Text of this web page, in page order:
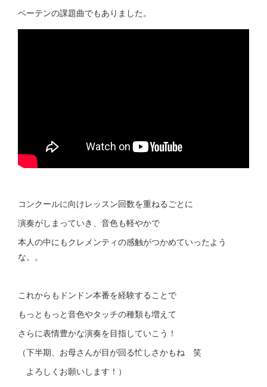
ベーテンの課題曲でもありました。
コンクールに向けレッスン回数を重ねるごとに
演奏がしまっていき、音色も軽やかで
本人の中にもクレメンティの感触がつかめていったよう
な。。
これからもドンドン本番を経験することで
もっともっと音色やタッチの種類も増えて
さらに表情豊かな演奏を目指していこう！
（下半期、お母さんが目が回る忙しさかもね 笑
よろしくお願いします！）